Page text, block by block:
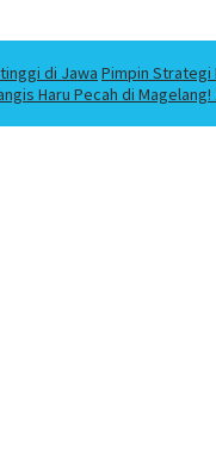
di Jawa Pimpin Strategi
Haru Pecah di